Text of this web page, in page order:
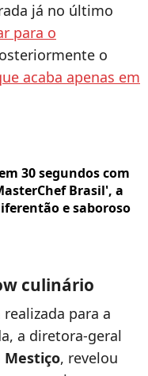
já no último
para o
o
acaba apenas em
30 segundos com
Brasil', a
e saboroso
culinário
para a
a diretora-geral
Mestiço, revelou